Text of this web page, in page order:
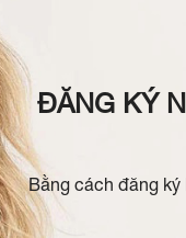
ĐĂNG KÝ
Bằng cách đăng